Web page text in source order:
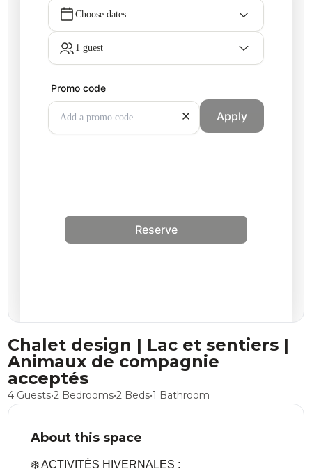
Chalet design | Lac et sentiers |
Animaux de compagnie
acceptés
4 Guests•2 Bedrooms•2 Beds•1 Bathroom
About this space
❄️ ACTIVITÉS HIVERNALES :
Choose dates...
1 guest
Promo code
Apply
Reserve